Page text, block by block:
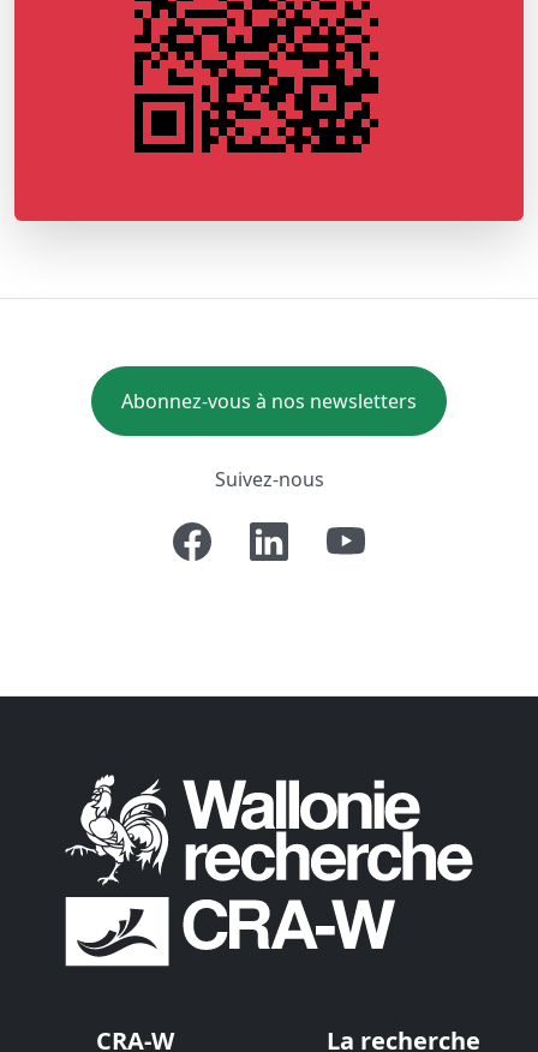
Abonnez-vous à nos newsletters
Suivez-nous
CRA-W La recherche